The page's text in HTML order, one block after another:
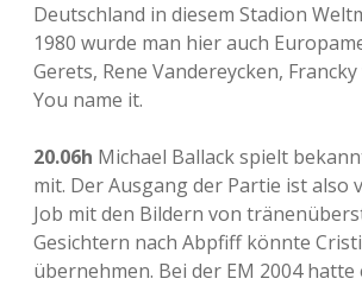
Deutschland in diesem Stadion
1980 wurde man hier auch
Gerets, Rene Vandereycken,
You name it.
20.06h Michael Ballack spielt
mit. Der Ausgang der Partie ist also
Job mit den Bildern von
Gesichtern nach Abpfiff könnte
übernehmen. Bei der EM 2004 hatte